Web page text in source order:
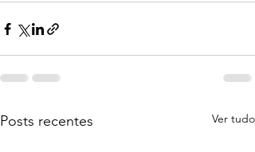
Posts recentes Ver tudo